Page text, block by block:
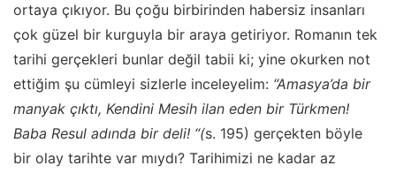
ortaya çıkıyor. Bu çoğu birbirinden habersiz insanları
çok güzel bir kurguyla bir araya getiriyor. Romanın tek
tarihi gerçekleri bunlar değil tabii ki; yine okurken not
ettiğim şu cümleyi sizlerle inceleyelim: “Amasya’da bir
manyak çıktı, Kendini Mesih ilan eden bir Türkmen!
Baba Resul adında bir deli! “(s. 195) gerçekten böyle
bir olay tarihte var mıydı? Tarihimizi ne kadar az